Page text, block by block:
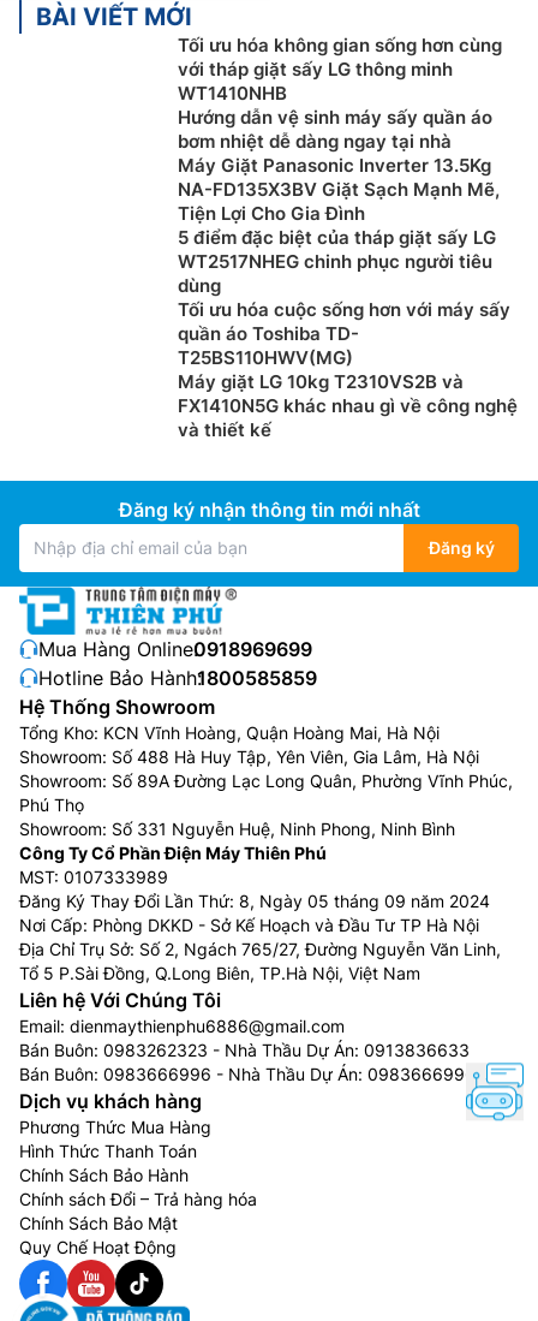
BÀI VIẾT MỚI
Tối ưu hóa không gian sống hơn cùng
với tháp giặt sấy LG thông minh
WT1410NHB
Hướng dẫn vệ sinh máy sấy quần áo
bơm nhiệt dễ dàng ngay tại nhà
Máy Giặt Panasonic Inverter 13.5Kg
NA-FD135X3BV Giặt Sạch Mạnh Mẽ,
Tiện Lợi Cho Gia Đình
5 điểm đặc biệt của tháp giặt sấy LG
WT2517NHEG chinh phục người tiêu
dùng
Tối ưu hóa cuộc sống hơn với máy sấy
quần áo Toshiba TD-
T25BS110HWV(MG)
Máy giặt LG 10kg T2310VS2B và
FX1410N5G khác nhau gì về công nghệ
và thiết kế
Đăng ký nhận thông tin mới nhất
Đăng ký
Mua Hàng Online:0918969699
Hotline Bảo Hành:1800585859
Hệ Thống Showroom
Tổng Kho: KCN Vĩnh Hoàng, Quận Hoàng Mai, Hà Nội
Showroom: Số 488 Hà Huy Tập, Yên Viên, Gia Lâm, Hà Nội
Showroom: Số 89A Đường Lạc Long Quân, Phường Vĩnh Phúc,
Phú Thọ
Showroom: Số 331 Nguyễn Huệ, Ninh Phong, Ninh Bình
Công Ty Cổ Phần Điện Máy Thiên Phú
MST: 0107333989
Đăng Ký Thay Đổi Lần Thứ: 8, Ngày 05 tháng 09 năm 2024
Nơi Cấp: Phòng DKKD - Sở Kế Hoạch và Đầu Tư TP Hà Nội
Địa Chỉ Trụ Sở: Số 2, Ngách 765/27, Đường Nguyễn Văn Linh,
Tổ 5 P.Sài Đồng, Q.Long Biên, TP.Hà Nội, Việt Nam
Liên hệ Với Chúng Tôi
Email: dienmaythienphu6886@gmail.com
Bán Buôn: 0983262323 - Nhà Thầu Dự Án: 0913836633
Bán Buôn: 0983666996 - Nhà Thầu Dự Án: 0983666996
Dịch vụ khách hàng
Phương Thức Mua Hàng
Hình Thức Thanh Toán
Chính Sách Bảo Hành
Chính sách Đổi – Trả hàng hóa
Chính Sách Bảo Mật
Quy Chế Hoạt Động